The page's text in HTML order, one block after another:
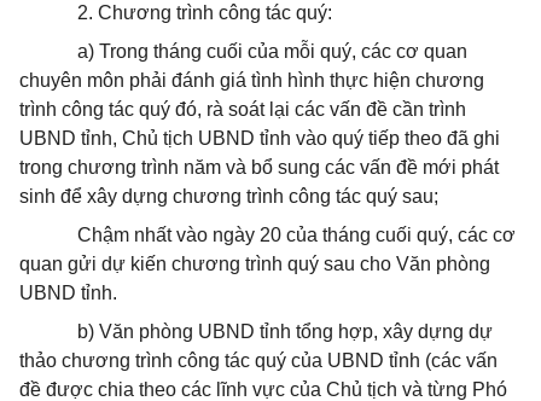
2. Chương trình công tác quý:
a) Trong tháng cuối của mỗi quý, các cơ quan
chuyên môn phải đánh giá tình hình thực hiện chương
trình công tác quý đó, rà soát lại các vấn đề cần trình
UBND tỉnh, Chủ tịch UBND tỉnh vào quý tiếp theo đã ghi
trong chương trình năm và bổ sung các vấn đề mới phát
sinh để xây dựng chương trình công tác quý sau;
Chậm nhất vào ngày 20 của tháng cuối quý, các cơ
quan gửi dự kiến chương trình quý sau cho Văn phòng
UBND tỉnh.
b) Văn phòng UBND tỉnh tổng hợp, xây dựng dự
thảo chương trình công tác quý của UBND tỉnh (các vấn
đề được chia theo các lĩnh vực của Chủ tịch và từng Phó